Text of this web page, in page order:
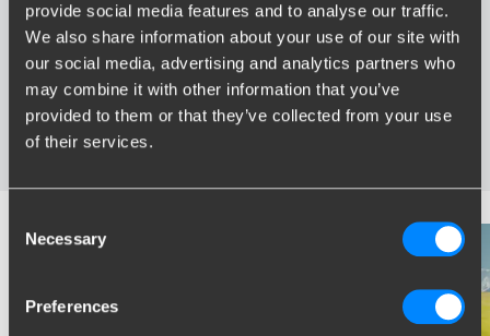
provide social media features and to analyse our traffic.
We also share information about your use of our site with
our social media, advertising and analytics partners who
may combine it with other information that you’ve
provided to them or that they’ve collected from your use
of their services.
Selection
Necessary
Preferences
Größter Sortiment Anhängerkupplungen
Speziell entwickelt und getestet für Ihr Auto
Sichere und zertifizierte Anhängerkupplungen
Montage in Ihrer Nähe
Verschiedene Anhängerkupplungen verfügbar für Sie:
starre, abnehmbare und schwenkbare